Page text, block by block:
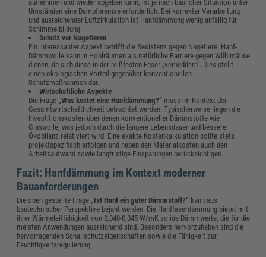
aufnehmen und wieder abgeben kann, ist je nach baulicher Situation unter
Umständen eine Dampfbremse erforderlich. Bei korrekter Verarbeitung
und ausreichender Luftzirkulation ist Hanfdämmung wenig anfällig für
Schimmelbildung.
Schutz vor Nagetieren
Ein interessanter Aspekt betrifft die Resistenz gegen Nagetiere: Hanf-
Dämmwolle kann in Hohlräumen als natürliche Barriere gegen Wühlmäuse
dienen, da sich diese in der reißfesten Faser „verheddern“. Dies stellt
einen ökologischen Vorteil gegenüber konventionellen
Schutzmaßnahmen dar.
Wirtschaftliche Aspekte
Die Frage „Was kostet eine Hanfdämmung?“ muss im Kontext der
Gesamtwirtschaftlichkeit betrachtet werden. Typischerweise liegen die
Investitionskosten über denen konventioneller Dämmstoffe wie
Glaswolle, was jedoch durch die längere Lebensdauer und bessere
Ökobilanz relativiert wird. Eine exakte Kostenkalkulation sollte stets
projektspezifisch erfolgen und neben den Materialkosten auch den
Arbeitsaufwand sowie langfristige Einsparungen berücksichtigen.
Fazit: Hanfdämmung im Kontext moderner
Bauanforderungen
Die oben gestellte Frage „Ist Hanf ein guter Dämmstoff?“ kann aus
bautechnischer Perspektive bejaht werden. Die Hanffaserdämmung bietet mit
ihrer Wärmeleitfähigkeit von 0,040-0,045 W/mK solide Dämmwerte, die für die
meisten Anwendungen ausreichend sind. Besonders hervorzuheben sind die
hervorragenden Schallschutzeigenschaften sowie die Fähigkeit zur
Feuchtigkeitsregulierung.